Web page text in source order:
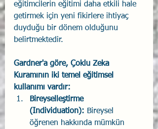
eğitimcilerin eğitimi daha etkili hale
getirmek için yeni fikirlere ihtiyaç
duyduğu bir dönem olduğunu
belirtmektedir.
Gardner'a göre, Çoklu Zeka
Kuramının iki temel eğitimsel
kullanımı vardır:
Bireyselleştirme
(Individuation): Bireysel
öğrenen hakkında mümkün